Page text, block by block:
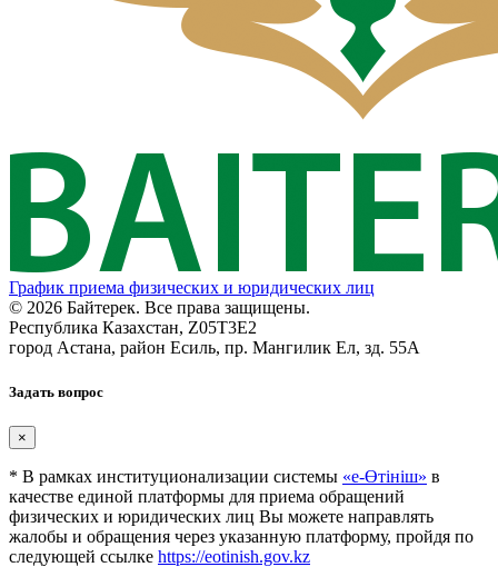
График приема физических и юридических лиц
© 2026 Байтерек. Все права защищены.
Республика Казахстан, Z05T3E2
город Астана, район Есиль, пр. Мангилик Ел, зд. 55А
Задать вопрос
×
* В рамках институционализации системы «е-Өтініш» в
качестве единой платформы для приема обращений
физических и юридических лиц Вы можете направлять
жалобы и обращения через указанную платформу, пройдя по
следующей ссылке https://eotinish.gov.kz